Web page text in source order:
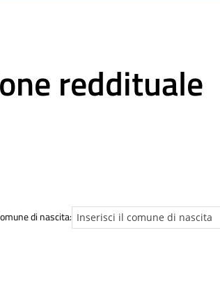
reddituale
di nascita: